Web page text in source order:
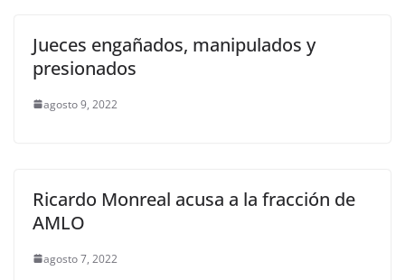
Jueces engañados, manipulados y
presionados
agosto 9, 2022
Ricardo Monreal acusa a la fracción de
AMLO
agosto 7, 2022